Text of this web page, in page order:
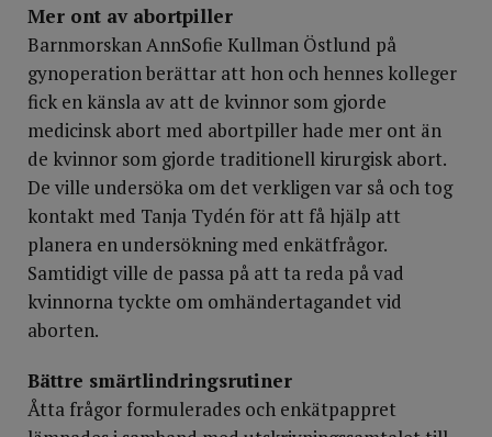
Mer ont av abortpiller
Barnmorskan AnnSofie Kullman Östlund på
gynoperation berättar att hon och hennes kolleger
fick en känsla av att de kvinnor som gjorde
medicinsk abort med abortpiller hade mer ont än
de kvinnor som gjorde traditionell kirurgisk abort.
De ville undersöka om det verkligen var så och tog
kontakt med Tanja Tydén för att få hjälp att
planera en undersökning med enkätfrågor.
Samtidigt ville de passa på att ta reda på vad
kvinnorna tyckte om omhändertagandet vid
aborten.
Bättre smärtlindringsrutiner
Åtta frågor formulerades och enkätpappret